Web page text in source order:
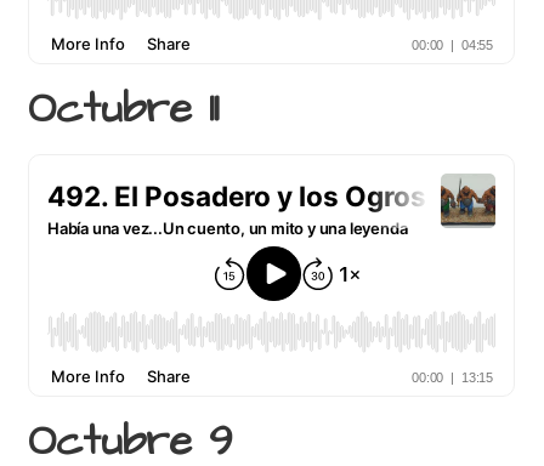
Octubre 11
Octubre 9